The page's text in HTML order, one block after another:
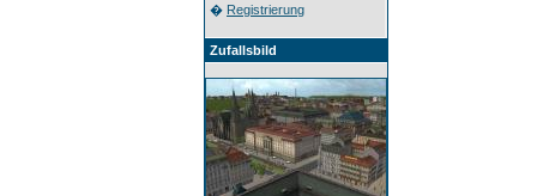
� Registrierung
Zufallsbild